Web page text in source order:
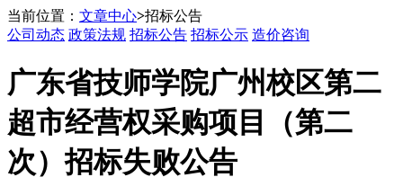
当前位置： 文章中心>招标公告
公司动态 政策法规 招标公告 招标公示 造价咨询
广东省技师学院广州校区第二
超市经营权采购项目（第二
次）招标失败公告